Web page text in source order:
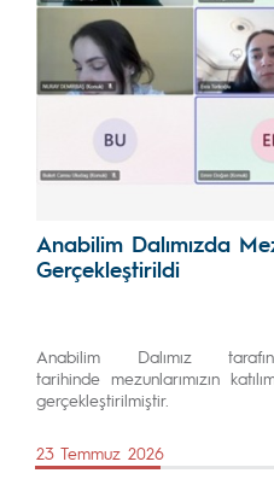
Anabilim Dalımızda
Gerçekleştirildi
Anabilim Dalımız
tarihinde mezunlarımızın
gerçekleştirilmiştir.
23 Temmuz 2026